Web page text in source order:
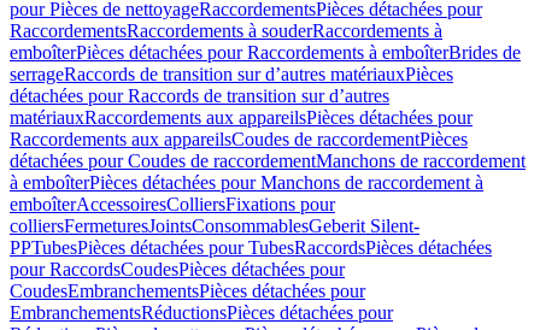
pour Pièces de nettoyageRaccordementsPièces détachées pour
RaccordementsRaccordements à souderRaccordements à
emboîterPièces détachées pour Raccordements à emboîterBrides de
serrageRaccords de transition sur d’autres matériauxPièces
détachées pour Raccords de transition sur d’autres
matériauxRaccordements aux appareilsPièces détachées pour
Raccordements aux appareilsCoudes de raccordementPièces
détachées pour Coudes de raccordementManchons de raccordement
à emboîterPièces détachées pour Manchons de raccordement à
emboîterAccessoiresColliersFixations pour
colliersFermeturesJointsConsommablesGeberit Silent-
PPTubesPièces détachées pour TubesRaccordsPièces détachées
pour RaccordsCoudesPièces détachées pour
CoudesEmbranchementsPièces détachées pour
EmbranchementsRéductionsPièces détachées pour